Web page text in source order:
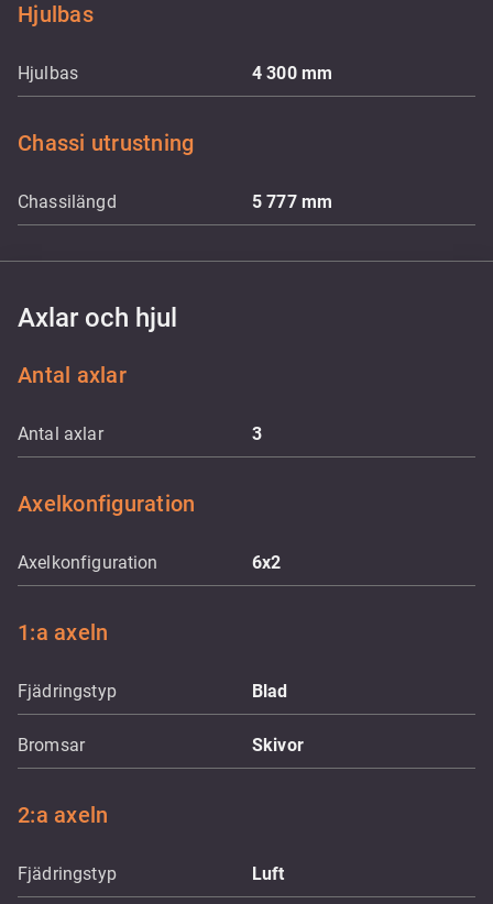
Hjulbas
Hjulbas 4 300 mm
Chassi utrustning
Chassilängd 5 777 mm
Axlar och hjul
Antal axlar
Antal axlar 3
Axelkonfiguration
Axelkonfiguration 6x2
1:a axeln
Fjädringstyp Blad
Bromsar Skivor
2:a axeln
Fjädringstyp Luft